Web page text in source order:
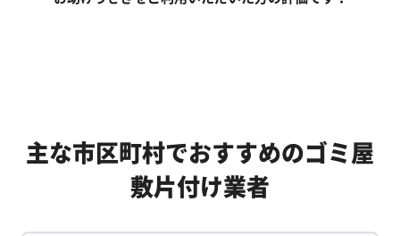
主な市区町村でおすすめのゴミ屋
敷片付け業者